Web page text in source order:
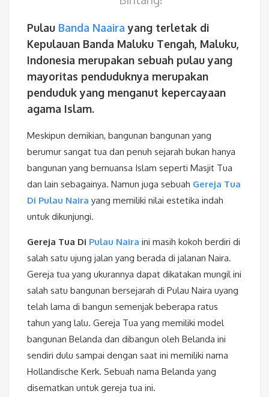
Pulau Banda Naaira yang terletak di
Kepulauan Banda Maluku Tengah, Maluku,
Indonesia merupakan sebuah pulau yang
mayoritas penduduknya merupakan
penduduk yang menganut kepercayaan
agama Islam.
Meskipun demikian, bangunan bangunan yang
berumur sangat tua dan penuh sejarah bukan hanya
bangunan yang bernuansa Islam seperti Masjit Tua
dan lain sebagainya. Namun juga sebuah Gereja Tua
Di Pulau Naira yang memiliki nilai estetika indah
untuk dikunjungi.
Gereja Tua Di Pulau Naira ini masih kokoh berdiri di
salah satu ujung jalan yang berada di jalanan Naira.
Gereja tua yang ukurannya dapat dikatakan mungil ini
salah satu bangunan bersejarah di Pulau Naira uyang
telah lama di bangun semenjak beberapa ratus
tahun yang lalu. Gereja Tua yang memiliki model
bangunan Belanda dan dibangun oleh Belanda ini
sendiri dulu sampai dengan saat ini memiliki nama
Hollandische Kerk. Sebuah nama Belanda yang
disematkan untuk gereja tua ini.